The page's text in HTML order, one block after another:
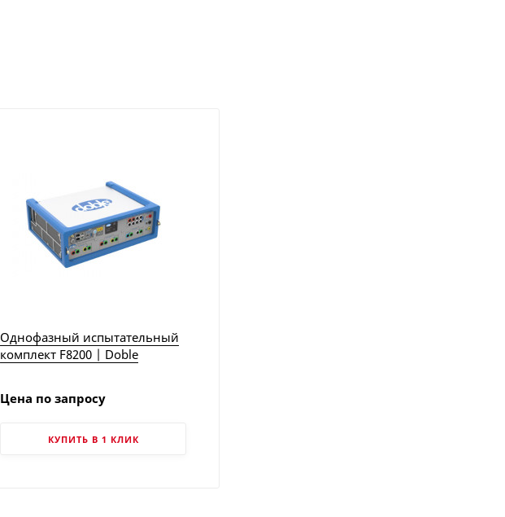
Однофазный испытательный
комплект F8200 | Doble
Цена по запросу
КУПИТЬ В 1 КЛИК